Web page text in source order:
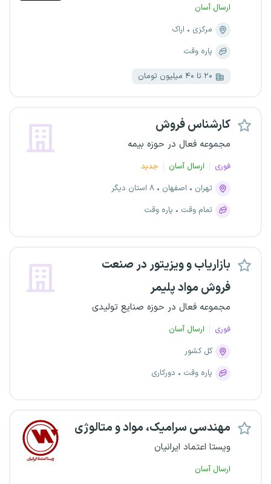
ارسال آسان
مرکزی
اراک
پاره وقت
۲۰ تا ۴۰ میلیون تومان
کارشناس فروش
مجموعه فعال در حوزه بیمه
فوری ارسال آسان
جدید
تهران
اصفهان
۸ استان دیگر
تمام وقت
پاره وقت
بازاریاب و ویزیتور در صنعت
فروش مواد پلیمر
مجموعه فعال در حوزه صنایع تولیدی
فوری
ارسال آسان
کل کشور
پاره وقت
دورکاری
مهندسی سرامیک، مواد و متالوژی
ویستا اعتماد ایرانیان
ارسال آسان